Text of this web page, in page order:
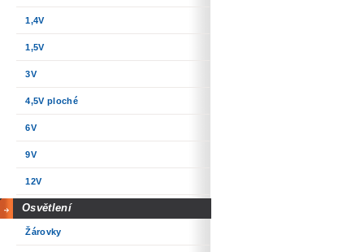
1,4V
1,5V
3V
4,5V ploché
6V
9V
12V
Osvětlení
Žárovky